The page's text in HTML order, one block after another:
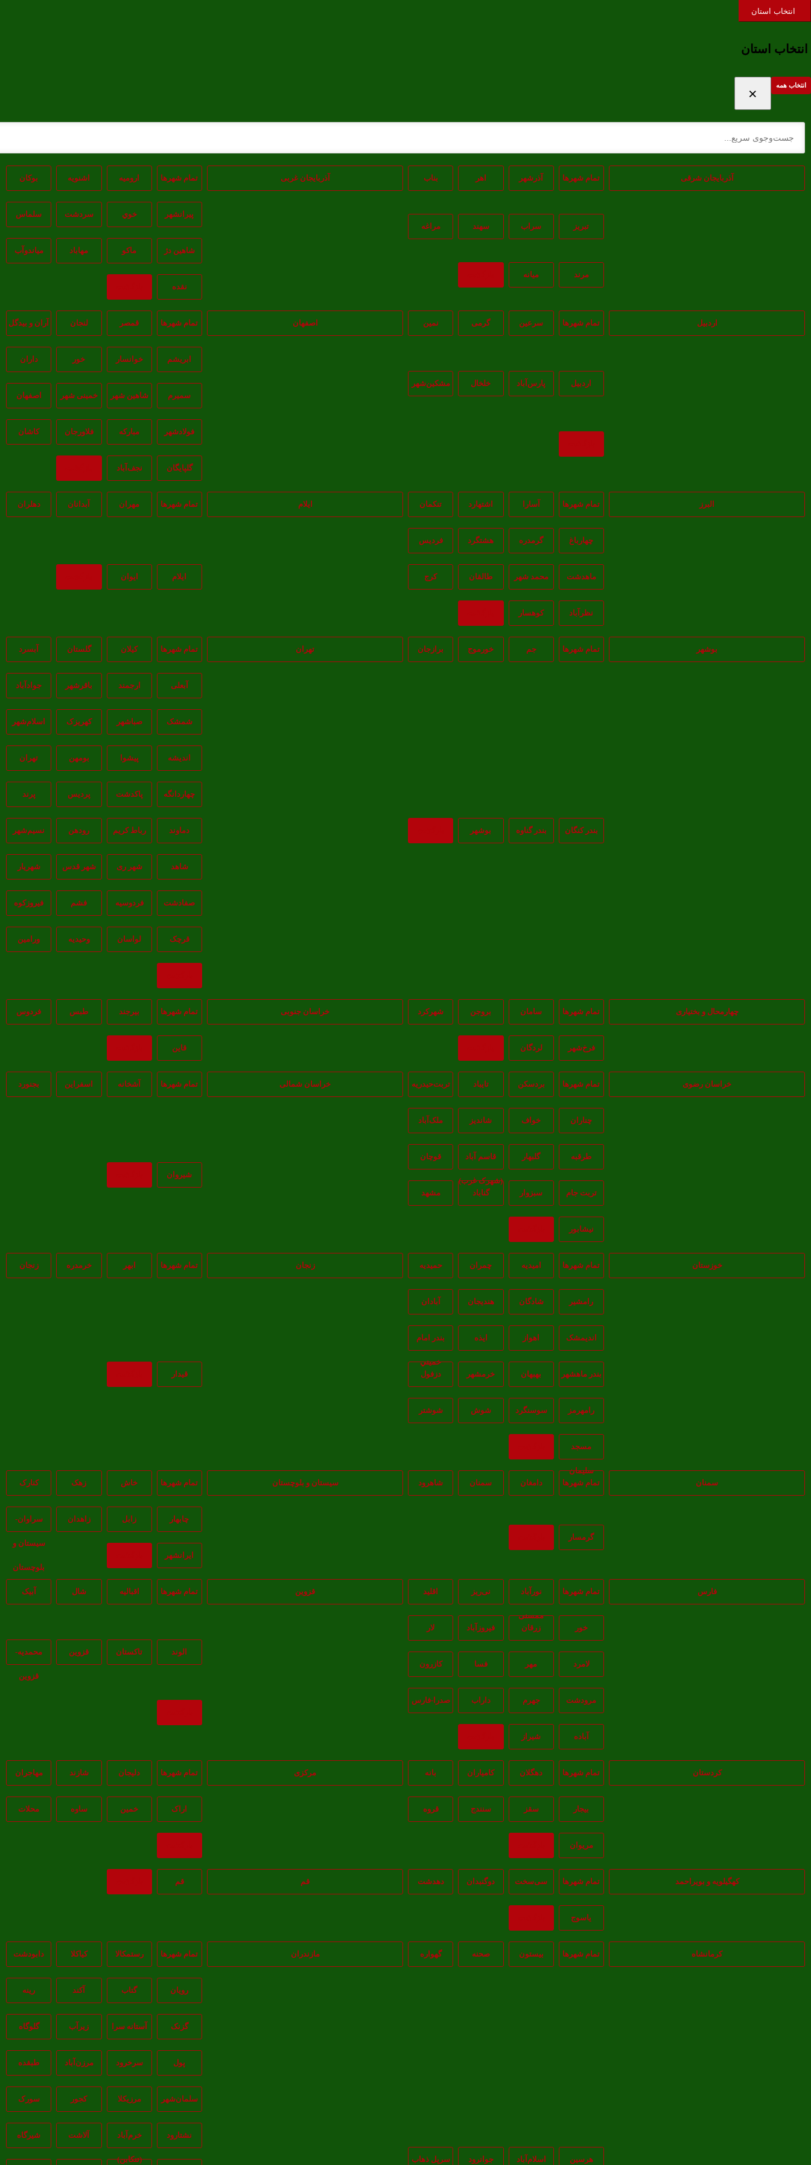
انتخاب استان
انتخاب استان
انتخاب همه ×
آذربایجان شرقی تمام شهر‌ها آذرشهر اهر بناب
تبريز سراب سهند مراغه
مرند ميانه
آذربایجان غربی تمام شهر‌ها اروميه اشنويه بوکان
پيرانشهر خوي سردشت سلماس
شاهين دژ ماکو مهاباد مياندوآب
نقده
اردبیل تمام شهر‌ها سرعین گرمی نمین
اردبيل پارس‌آباد خلخال مشکين‌شهر
اصفهان تمام شهر‌ها قمصر لنجان آران و بیدگل
ابریشم خوانسار خور داران
سمیرم شاهین شهر خمینی شهر اصفهان
فولادشهر مبارکه فلاورجان کاشان
گلپايگان نجف‌آباد
البرز تمام شهر‌ها آسارا اشتهارد تنکمان
چهارباغ گرمدره هشتگرد فردیس
ماهدشت محمد شهر طالقان کرج
نظرآباد کوهسار
ایلام تمام شهر‌ها مهران آبدانان دهلران
ايلام ايوان
بوشهر تمام شهر‌ها جم خورموج برازجان
بندر کنگان بندر گناوه بوشهر
تهران تمام شهر‌ها کیلان گلستان آبسرد
آبعلی ارجمند باقرشهر جوادآباد
شمشک صباشهر کهریزک اسلام‌شهر
اندیشه پيشوا بومهن تهران
چهاردانگه پاکدشت پردیس پرند
دماوند رباط کریم رودهن نسيم‌شهر
شاهد شهر ری شهر قدس شهریار
صفادشت فردوسیه فشم فیروزکوه
قرچک لواسان وحیدیه ورامین
چهارمحال و بختیاری تمام شهر‌ها سامان بروجن شهرکرد
فرخ‌شهر لردگان
خراسان جنوبی تمام شهر‌ها بيرجند طبس فردوس
قاين
خراسان رضوی تمام شهر‌ها بردسکن تایباد تربت‌حیدریه
چناران خواف شاندیز ملک‌آباد
طرقبه گلبهار قاسم آباد
(شهرک غرب)
قوچان
تربت جام سبزوار گناباد مشهد
نيشابور
خراسان شمالی تمام شهر‌ها آشخانه اسفراين بجنورد
شيروان
خوزستان تمام شهر‌ها امیدیه چمران حمیدیه
رامشیر شادگان هندیجان آبادان
انديمشک اهواز ايذه بندر امام
خميني
بندر ماهشهر
بهبهان خرمشهر دزفول
رامهرمز سوسنگرد شوش شوشتر
مسجد
سليمان
زنجان تمام شهر‌ها ابهر خرمدره زنجان
قيدار
سمنان تمام شهر‌ها دامغان سمنان شاهرود
گرمسار
سیستان و بلوچستان تمام شهر‌ها خاش زهک کنارک
چابهار زابل زاهدان سراوان-
سيستان و
بلوچستان
ايرانشهر
فارس تمام شهر‌ها نورآباد
ممسنی
نی‌ریز اقلید
خور زرقان فیروزآباد لار
لامرد مهر فسا کازرون
مرودشت جهرم داراب صدرا-فارس
آباده شيراز
قزوین تمام شهر‌ها اقبالیه شال آبيک
الوند تاکستان قزوين محمديه-
قزوين
کردستان تمام شهر‌ها دهگلان کامیاران بانه
بيجار سقز سنندج قروه
مريوان
مرکزی تمام شهر‌ها دلیجان شازند مهاجران
اراک خمين ساوه محلات
کهگیلویه و بویراحمد تمام شهر‌ها سی‌سخت دوگنبدان دهدشت
ياسوج
قم قم
کرمانشاه تمام شهر‌ها بیستون صحنه گهواره
هرسین اسلام‌‌آباد جوانرود سرپل ذهاب
مازندران تمام شهر‌ها رستمکالا کیاکلا دابودشت
رویان گتاب آکند رینه
گزنک آستانه سرا زیرآب گلوگاه
پول سرخرود مرزن‌آباد طبقده
سلمان‌شهر مرزیکلا کجور سورک
نشتارود خرم‌آباد
(تنکابن)
آلاشت شیرگاه
ورود / ثبت نام